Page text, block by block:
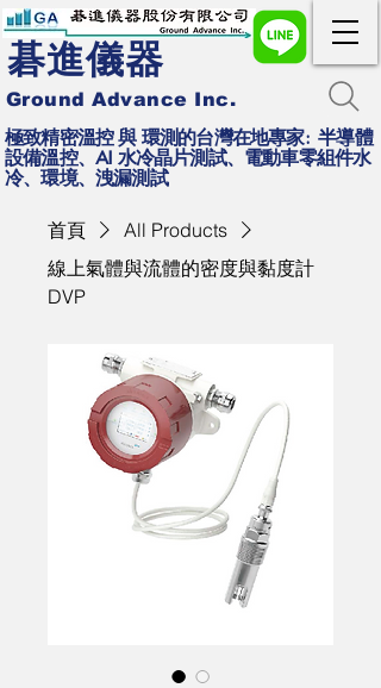
碁進儀器
極致精密溫控 與 環測的台灣在地專家: 半導體
設備溫控、AI 水冷晶片測試、電動車零組件水
冷、環境、洩漏測試
Ground Advance Inc.
首頁
All Products
線上氣體與流體的密度與黏度計
DVP